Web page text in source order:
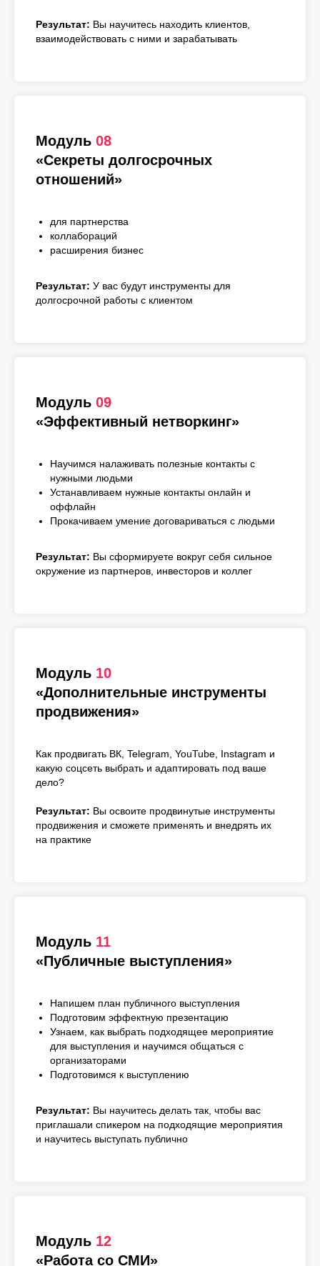
Результат: Вы научитесь находить клиентов,
взаимодействовать с ними и зарабатывать
Модуль 08
«Секреты долгосрочных
отношений»
для партнерства
коллабораций
расширения бизнес
Результат: У вас будут инструменты для
долгосрочной работы с клиентом
Модуль 09
«Эффективный нетворкинг»
Научимся налаживать полезные контакты с
нужными людьми
Устанавливаем нужные контакты онлайн и
оффлайн
Прокачиваем умение договариваться с людьми
Результат: Вы сформируете вокруг себя сильное
окружение из партнеров, инвесторов и коллег
Модуль 10
«Дополнительные инструменты
продвижения»
Как продвигать ВК, Telegram, YouTube, Instagram и
какую соцсеть выбрать и адаптировать под ваше
дело?
Результат: Вы освоите продвинутые инструменты
продвижения и сможете применять и внедрять их
на практике
Модуль 11
«Публичные выступления»
Напишем план публичного выступления
Подготовим эффектную презентацию
Узнаем, как выбрать подходящее мероприятие
для выступления и научимся общаться с
организаторами
Подготовимся к выступлению
Результат: Вы научитесь делать так, чтобы вас
приглашали спикером на подходящие мероприятия
и научитесь выступать публично
Модуль 12
«Работа со СМИ»